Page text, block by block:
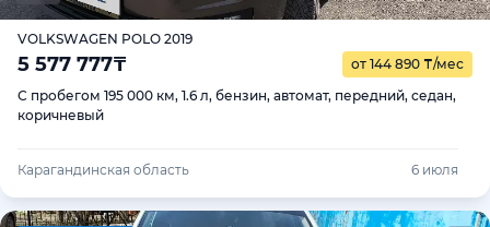
VOLKSWAGEN POLO 2019
5 577 777₸ от 144 890 ₸/мес
С пробегом 195 000 км, 1.6 л, бензин, автомат, передний, седан,
коричневый
Карагандинская область 6 июля